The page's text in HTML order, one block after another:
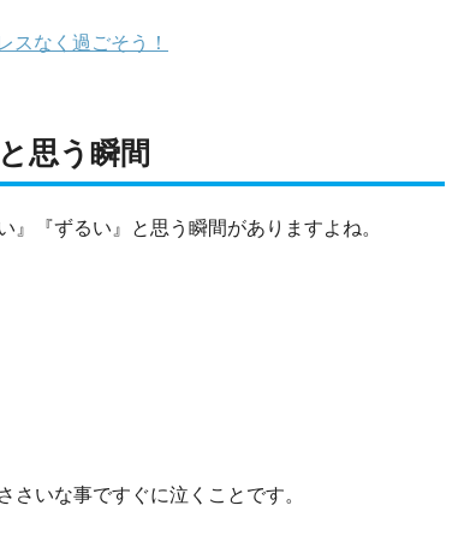
スなく過ごそう！
思う瞬間
『ずるい』と思う瞬間がありますよね。
さいな事ですぐに泣くことです。